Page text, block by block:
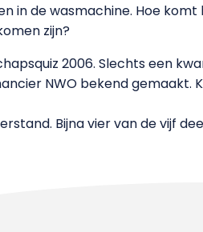
in de wasmachine. Hoe
zijn?
2006. Slechts een
NWO bekend gemaakt.
Bijna vier van de vijf